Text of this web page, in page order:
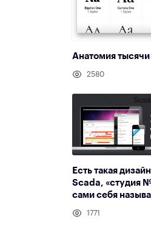
Анатомия
2580
Есть такая
Scada, «студия
сами себя
1771